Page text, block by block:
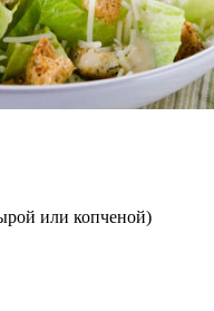
или копченой)